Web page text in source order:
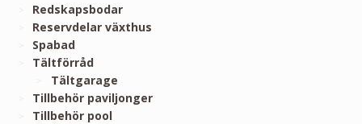
Redskapsbodar
Reservdelar växthus
Spabad
Tältförråd
Tältgarage
Tillbehör paviljonger
Tillbehör pool